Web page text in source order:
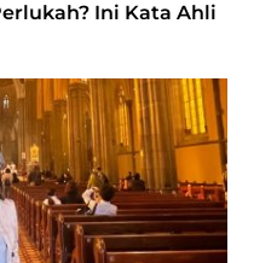
Ini Kata Ahli